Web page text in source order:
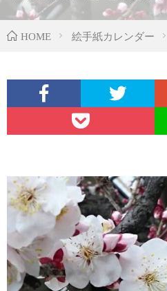
HOME 絵手紙カレンダー